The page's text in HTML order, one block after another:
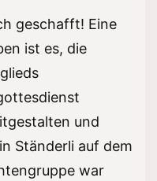
geschafft! Eine
ist es, die
und
Ständerli auf dem
war